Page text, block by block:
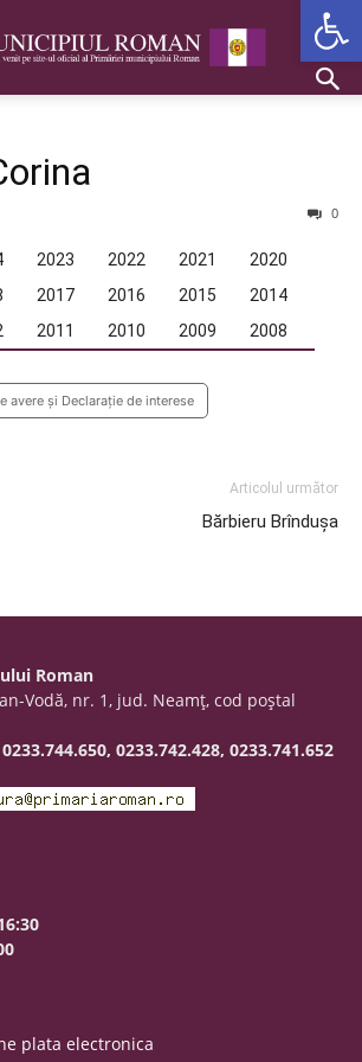
0
2023 2022 2021
2020
2017 2016 2015
2014
2011 2010 2009 2008
avere și Declarație de interese
Articolul următor
Bărbieru Brîndușa
Roman
Vodă, nr. 1, jud. Neamţ, cod poştal
0233.742.428, 0233.741.652
plata electronica